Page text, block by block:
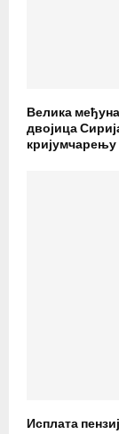
Велика
двојица
Исплата